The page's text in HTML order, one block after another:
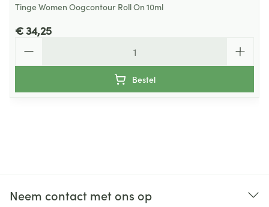
Tinge Women Oogcontour Roll On 10ml
€ 34,25
Bestel
Neem contact met ons op